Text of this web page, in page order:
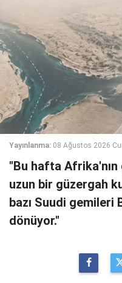
Yayınlanma: 08 Ağustos 2026
"Bu hafta
uzun bir güzergah
bazı Suudi gemileri
dönüyor."